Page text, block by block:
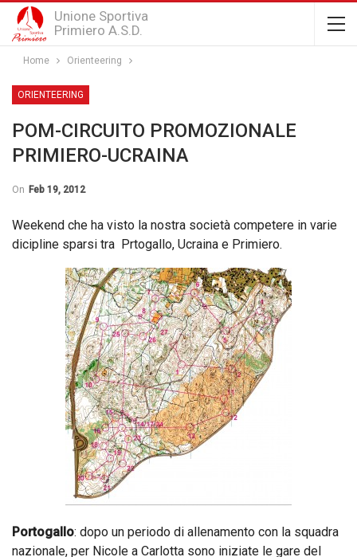
Unione Sportiva
Primiero A.S.D.
Home Orienteering
ORIENTEERING
POM-CIRCUITO PROMOZIONALE
PRIMIERO-UCRAINA
On Feb 19, 2012
Weekend che ha visto la nostra società competere in varie
dicipline sparsi tra Prtogallo, Ucraina e Primiero.
Portogallo: dopo un periodo di allenamento con la squadra
nazionale, per Nicole a Carlotta sono iniziate le gare del